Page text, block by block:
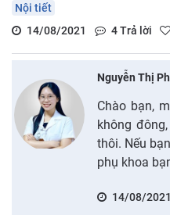
Nội tiết
14/08/2021
4Trả lời
Nguyễn Thị
Chào bạn,
không
thôi. Nếu
phụ khoa
14/08/2021